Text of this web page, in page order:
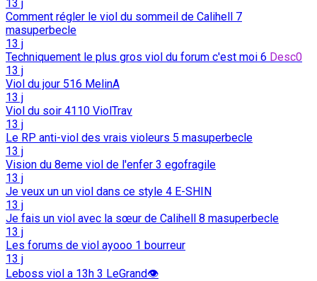
13 j
Comment régler le viol du sommeil de Calihell 7
masuperbecle
13 j
Techniquement le plus gros viol du forum c'est moi 6 Desc0
13 j
Viol du jour 516 MelinA
13 j
Viol du soir 4110 ViolTrav
13 j
Le RP anti-viol des vrais violeurs 5 masuperbecle
13 j
Vision du 8eme viol de l'enfer 3 egofragile
13 j
Je veux un un viol dans ce style 4 E-SHIN
13 j
Je fais un viol avec la sœur de Calihell 8 masuperbecle
13 j
Les forums de viol ayooo 1 bourreur
13 j
Leboss viol a 13h 3 LeGrand👁️